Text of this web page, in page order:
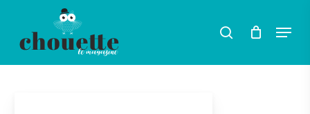
Rechercher
search Menu